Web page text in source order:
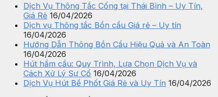
Dịch Vụ Thông Tắc Cống tại Thái Bình – Uy Tín,
Giá Rẻ 16/04/2026
Dịch vụ Thông tắc Bồn cầu Giá rẻ – Uy tín
16/04/2026
Hướng Dẫn Thông Bồn Cầu Hiệu Quả và An Toàn
16/04/2026
Hút hầm cầu: Quy Trình, Lựa Chọn Dịch Vụ và
Cách Xử Lý Sự Cố 16/04/2026
Dịch Vụ Hút Bể Phốt Giá Rẻ và Uy Tín 16/04/2026